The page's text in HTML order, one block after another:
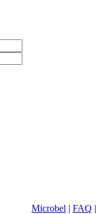
Microbel | FAQ |